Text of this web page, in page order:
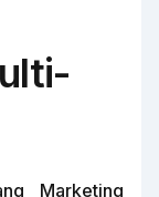
Marketing